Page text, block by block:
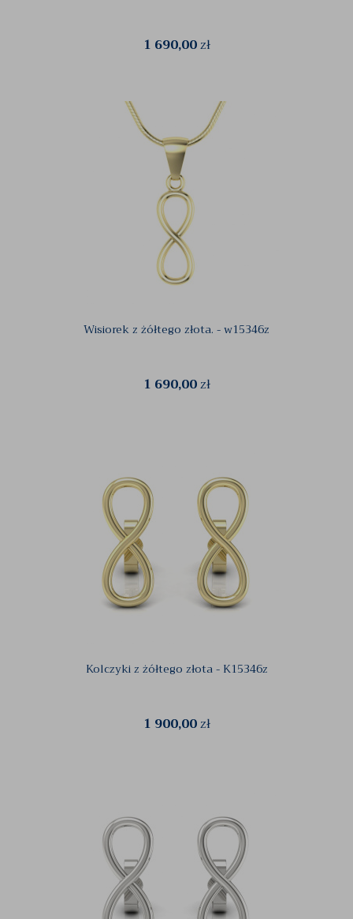
1 690,00zł
Wisiorek z żółtego złota. - w15346z
1 690,00zł
Kolczyki z żółtego złota - K15346z
1 900,00zł